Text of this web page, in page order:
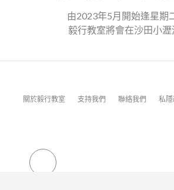
由2023年5月開始逢星期
毅行教室將會在沙田小瀝
關於毅行教室 支持我們 聯絡我們 私